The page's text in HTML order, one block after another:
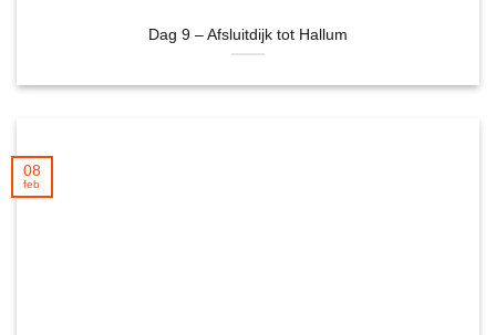
Dag 9 – Afsluitdijk tot Hallum
08
feb